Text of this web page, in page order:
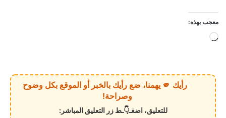
معجب بهذه:
ي
رأيك 🫵 يهمنا، ضع رأيك بالخبر أو الموقع بكل وضوح
وصراحة!
للتعليق، اضغـ👇ـط زر التعليق المباشر: